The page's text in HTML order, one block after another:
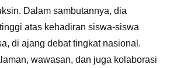
Dalam sambutannya, dia
atas kehadiran siswa-siswa
di ajang debat tingkat nasional.
wawasan, dan juga kolaborasi